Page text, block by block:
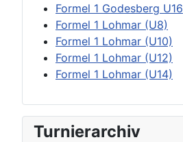
Formel 1 Godesberg U16
Formel 1 Lohmar (U8)
Formel 1 Lohmar (U10)
Formel 1 Lohmar (U12)
Formel 1 Lohmar (U14)
Turnierarchiv